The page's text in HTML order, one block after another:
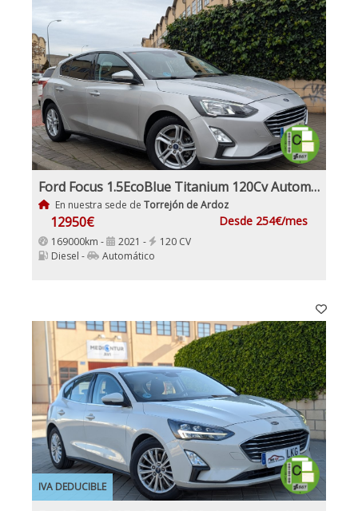
Ford Focus 1.5EcoBlue Titanium 120Cv Automático
En nuestra sede de Torrejón de Ardoz
12950€ Desde 254€/mes
169000km - 2021 -
120 CV
Diesel -
Automático
IVA DEDUCIBLE